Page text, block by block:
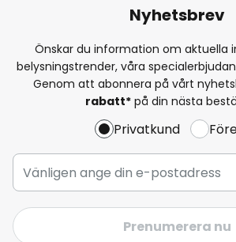
Nyhetsbrev
Önskar du information om aktuella
belysningstrender, våra
Genom att abonnera på vårt
rabatt* på din nästa
Privatkund
Prenumerera nu